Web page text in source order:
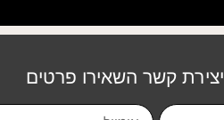
קשר השאירו פרטים